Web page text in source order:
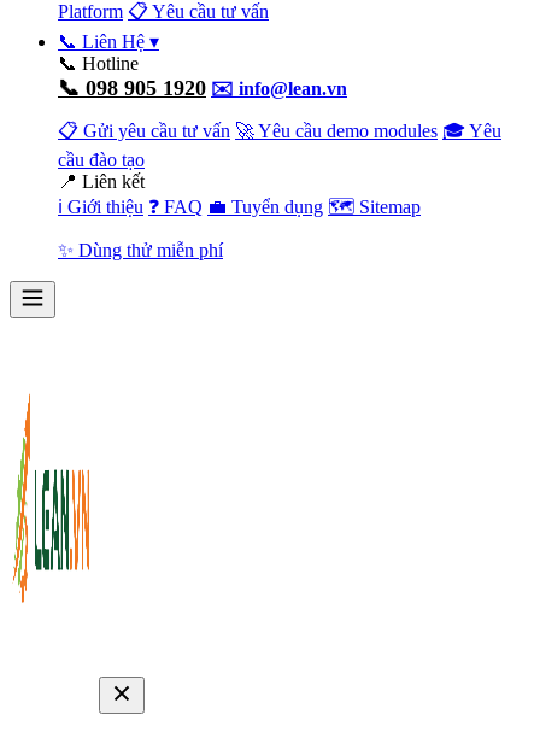
Platform 📋 Yêu cầu tư vấn
📞 Liên Hệ ▾
📞 Hotline
📞 098 905 1920 ✉️ info@lean.vn
📋 Gửi yêu cầu tư vấn 🚀 Yêu cầu demo modules 🎓 Yêu
cầu đào tạo
📍 Liên kết
ℹ️ Giới thiệu ❓ FAQ 💼 Tuyển dụng 🗺️ Sitemap
✨ Dùng thử miễn phí